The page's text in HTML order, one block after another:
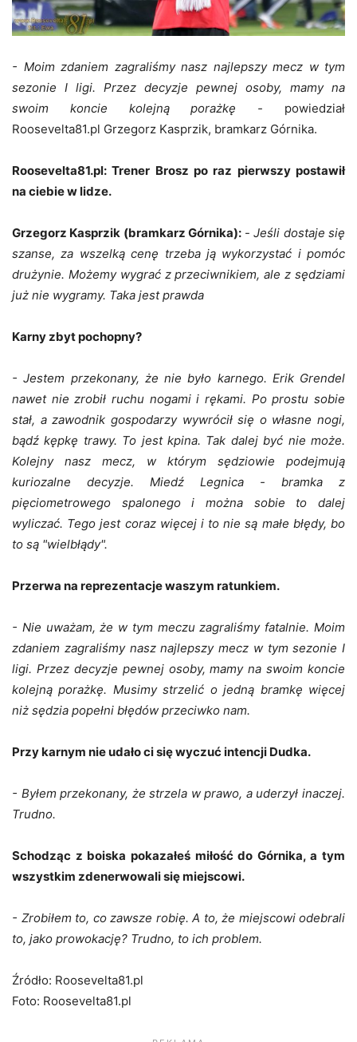
- Moim zdaniem zagraliśmy nasz najlepszy mecz w tym
sezonie I ligi. Przez decyzje pewnej osoby, mamy na
swoim koncie kolejną porażkę - powiedział
Roosevelta81.pl Grzegorz Kasprzik, bramkarz Górnika.
Roosevelta81.pl: Trener Brosz po raz pierwszy postawił
na ciebie w lidze.
Grzegorz Kasprzik (bramkarz Górnika):-Jeśli dostaje się
szanse, za wszelką cenę trzeba ją wykorzystać i pomóc
drużynie. Możemy wygrać z przeciwnikiem, ale z sędziami
już nie wygramy. Taka jest prawda
Karny zbyt pochopny?
- Jestem przekonany, że nie było karnego. Erik Grendel
nawet nie zrobił ruchu nogami i rękami. Po prostu sobie
stał, a zawodnik gospodarzy wywrócił się o własne nogi,
bądź kępkę trawy. To jest kpina. Tak dalej być nie może.
Kolejny nasz mecz, w którym sędziowie podejmują
kuriozalne decyzje. Miedź Legnica - bramka z
pięciometrowego spalonego i można sobie to dalej
wyliczać. Tego jest coraz więcej i to nie są małe błędy, bo
to są "wielbłądy".
Przerwa na reprezentacje waszym ratunkiem.
- Nie uważam, że w tym meczu zagraliśmy fatalnie. Moim
zdaniem zagraliśmy nasz najlepszy mecz w tym sezonie I
ligi. Przez decyzje pewnej osoby, mamy na swoim koncie
kolejną porażkę. Musimy strzelić o jedną bramkę więcej
niż sędzia popełni błędów przeciwko nam.
Przy karnym nie udało ci się wyczuć intencji Dudka.
- Byłem przekonany, że strzela w prawo, a uderzył inaczej.
Trudno.
Schodząc z boiska pokazałeś miłość do Górnika, a tym
wszystkim zdenerwowali się miejscowi.
- Zrobiłem to, co zawsze robię. A to, że miejscowi odebrali
to, jako prowokację? Trudno, to ich problem.
Źródło: Roosevelta81.pl
Foto: Roosevelta81.pl